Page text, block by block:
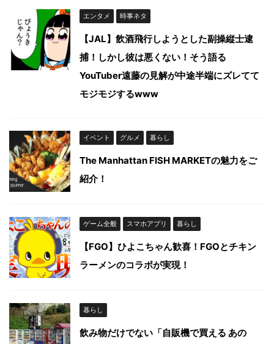
エンタメ 時事ネタ
【JAL】飲酒飛行しようとした副操縦士逮
捕！しかし彼は悪くない！そう語る
YouTuber遠藤の見解が中途半端にズレてて
モジモジするwww
イベント グルメ 暮らし
The Manhattan FISH MARKETの魅力をご
紹介！
ゲーム全般 スマホアプリ 暮らし
【FGO】ひよこちゃん歓喜！FGOとチキン
ラーメンのコラボが実現！
暮らし
飲み物だけでない「自販機で買える あの